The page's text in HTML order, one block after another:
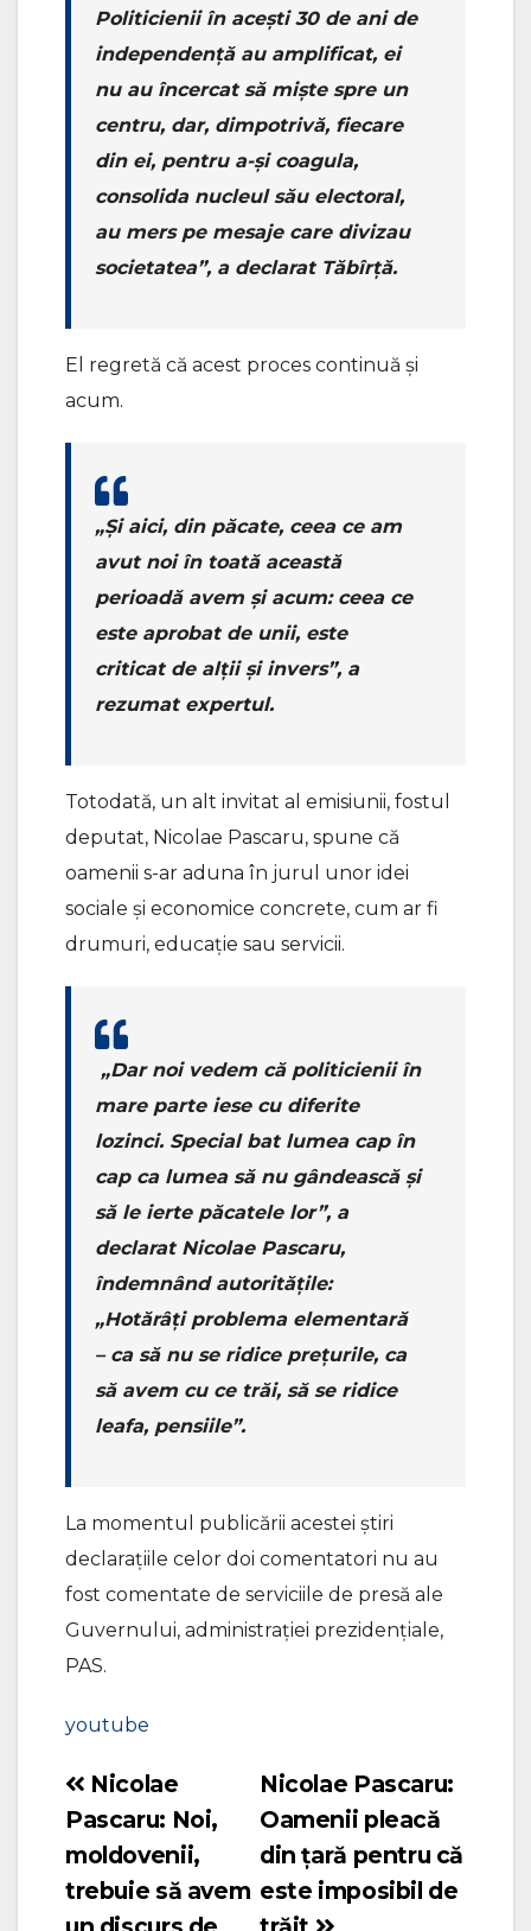
Politicienii în acești 30 de ani de
independență au amplificat, ei
nu au încercat să miște spre un
centru, dar, dimpotrivă, fiecare
din ei, pentru a-și coagula,
consolida nucleul său electoral,
au mers pe mesaje care divizau
societatea”, a declarat Tăbîrță.
El regretă că acest proces continuă și
acum.
„Și aici, din păcate, ceea ce am
avut noi în toată această
perioadă avem și acum: ceea ce
este aprobat de unii, este
criticat de alții și invers”, a
rezumat expertul.
Totodată, un alt invitat al emisiunii, fostul
deputat, Nicolae Pascaru, spune că
oamenii s-ar aduna în jurul unor idei
sociale și economice concrete, cum ar fi
drumuri, educație sau servicii.
„Dar noi vedem că politicienii în
mare parte iese cu diferite
lozinci. Special bat lumea cap în
cap ca lumea să nu gândească și
să le ierte păcatele lor”, a
declarat Nicolae Pascaru,
îndemnând autoritățile:
„Hotărâți problema elementară
– ca să nu se ridice prețurile, ca
să avem cu ce trăi, să se ridice
leafa, pensiile”.
La momentul publicării acestei știri
declarațiile celor doi comentatori nu au
fost comentate de serviciile de presă ale
Guvernului, administrației prezidențiale,
PAS.
youtube
Navigare
în
articole
Nicolae Pascaru:
Oamenii pleacă
din țară pentru că
este imposibil de
Nicolae
Pascaru: Noi,
moldovenii,
trebuie să avem